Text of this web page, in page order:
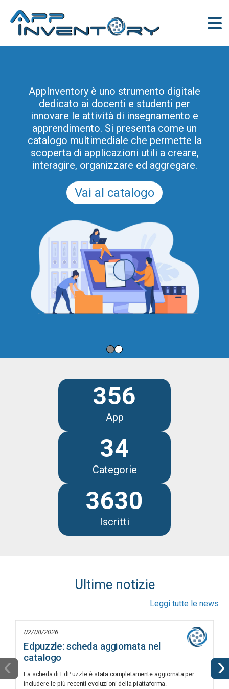
AppInventory è uno strumento digitale
dedicato ai docenti e studenti per
innovare le attività di insegnamento e
apprendimento. Si presenta come un
catalogo multimediale che permette la
scoperta di applicazioni utili a creare,
interagire, organizzare ed aggregare.
Vai al catalogo
356
App
34
Categorie
3630
Iscritti
Ultime notizie
Leggi tutte le news
02/08/2026
Edpuzzle: scheda aggiornata nel
catalogo
La scheda di EdPuzzle è stata completamente aggiornata per
includere le più recenti evoluzioni della piattaforma.
‹ ›